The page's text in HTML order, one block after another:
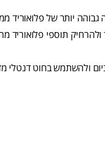
יותר של פלואוריד
תוספי פלואוריד
ולהשתמש בחוט דנטלי